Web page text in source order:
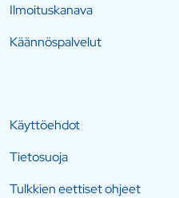
Ilmoituskanava
Käännöspalvelut
Käyttöehdot
Tietosuoja
Tulkkien eettiset ohjeet